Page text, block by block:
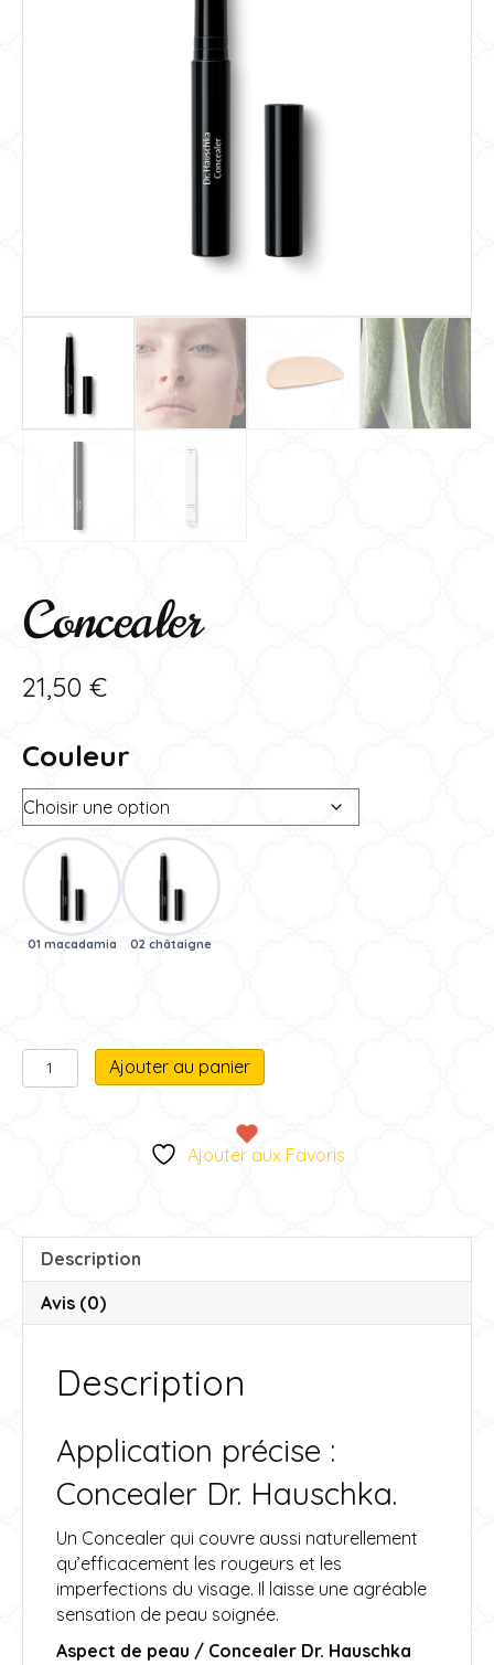
Concealer
21,50 €
Couleur
01 macadamia 02 châtaigne
quantité
de
Ajouter au panier
l
r
t
Ajouter aux Favoris
Description
Avis (0)
Description
Application précise :
Concealer Dr. Hauschka.
Un Concealer qui couvre aussi naturellement
qu’efficacement les rougeurs et les
imperfections du visage. Il laisse une agréable
sensation de peau soignée.
Aspect de peau / Concealer Dr. Hauschka